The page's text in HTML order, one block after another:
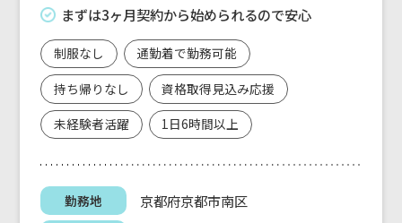
まずは3ヶ月契約から始められるので安心
制服なし
通勤着で勤務可能
持ち帰りなし
資格取得見込み応援
未経験者活躍
1日6時間以上
勤務地 京都府京都市南区